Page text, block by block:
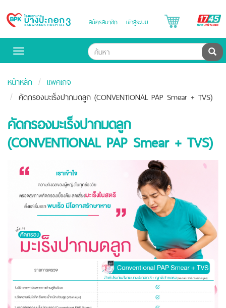
Bangpakok
สมัครสมาชิก เข้าสู่ระบบ
Toggle
ค้น
หน้าหลัก
แพคเกจ
คัดกรองมะเร็งปากมดลูก (CONVENTIONAL PAP Smear + TVS)
คัดกรองมะเร็งปากมดลูก
(CONVENTIONAL PAP Smear + TVS)